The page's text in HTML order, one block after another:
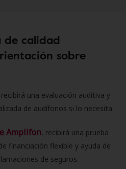
calidad
sobre
una evaluación auditiva y
de audífonos si lo necesita.
Amplifon, recibirá una prueba
financiación flexible y ayuda de
de seguros.